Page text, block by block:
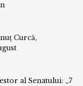
Curcă,
al Senatului: „7